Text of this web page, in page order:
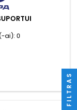
ai): 0
FILTRAS